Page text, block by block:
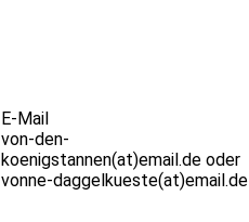
E-Mail
von-den-
koenigstannen(at)email.de oder
vonne-daggelkueste(at)email.de